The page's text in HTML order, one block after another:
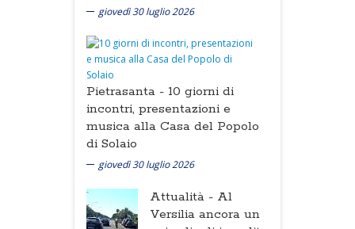
giovedì 30 luglio 2026
Pietrasanta - 10 giorni di
incontri, presentazioni e
musica alla Casa del Popolo
di Solaio
giovedì 30 luglio 2026
Attualità - Al
Versilia ancora un